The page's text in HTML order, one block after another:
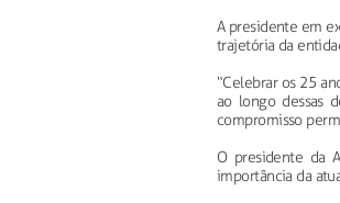
A presidente em
trajetória da
“Celebrar os 25
ao longo dessas
compromisso
O presidente da
importância da